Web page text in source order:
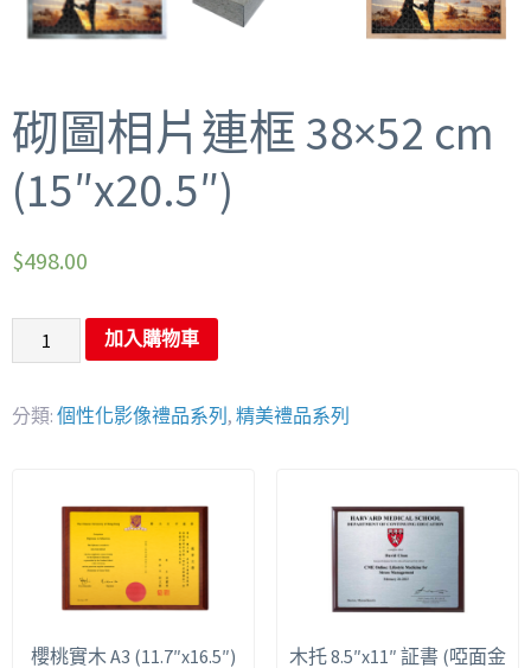
砌圖相片連框 38×52 cm
(15″x20.5″)
$498.00
加入購物車
分類: 個性化影像禮品系列 , 精美禮品系列
櫻桃實木 A3 (11.7″x16.5″)
木托 8.5″x11″ 証書 (啞面金